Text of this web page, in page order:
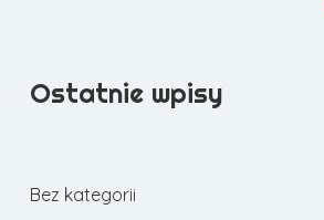
Ostatnie wpisy
Bez kategorii